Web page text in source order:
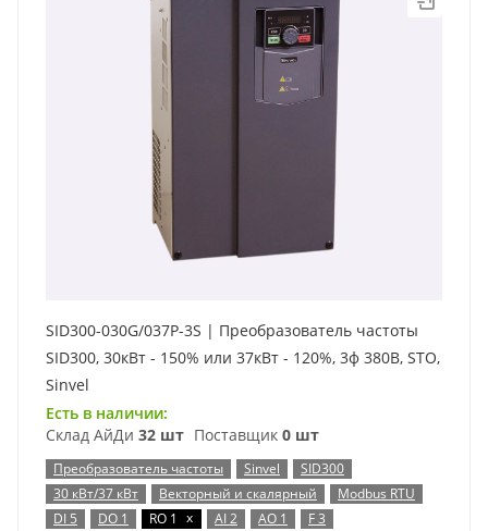
SID300-030G/037P-3S | Преобразователь частоты
SID300, 30кВт - 150% или 37кВт - 120%, 3ф 380В, STO,
Sinvel
Есть в наличии:
Склад АйДи 32 шт Поставщик 0 шт
Преобразователь частоты Sinvel
SID300
30 кВт/37 кВт
Векторный и скалярный
Modbus RTU
DI 5
DO 1 RO 1 x AI 2 AO 1
F 3